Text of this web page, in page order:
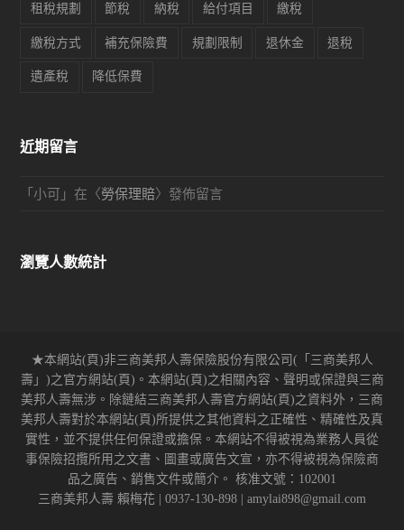
租稅規劃 節稅 納稅 給付項目 繳稅
繳稅方式 補充保險費 規劃限制 退休金 退稅
遺產稅 降低保費
近期留言
「 小可 」在〈勞保理賠〉發佈留言
瀏覽人數統計
★本網站(頁)非三商美邦人壽保險股份有限公司(「三商美邦人
壽」)之官方網站(頁)。本網站(頁)之相關內容、聲明或保證與三商
美邦人壽無涉。除鏈結三商美邦人壽官方網站(頁)之資料外，三商
美邦人壽對於本網站(頁)所提供之其他資料之正確性、精確性及真
實性，並不提供任何保證或擔保。本網站不得被視為業務人員從
事保險招攬所用之文書、圖畫或廣告文宣，亦不得被視為保險商
品之廣告、銷售文件或簡介。 核准文號：102001
三商美邦人壽 賴梅花 | 0937-130-898 | amylai898@gmail.com